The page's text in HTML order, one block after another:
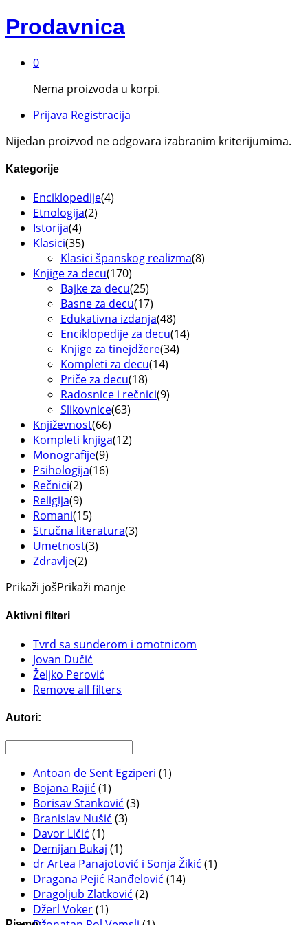
Prodavnica
0
Nema proizvoda u korpi.
Prijava Registracija
Nijedan proizvod ne odgovara izabranim kriterijumima.
Kategorije
Enciklopedije(4)
Etnologija(2)
Istorija(4)
Klasici(35)
Klasici španskog realizma(8)
Knjige za decu(170)
Bajke za decu(25)
Basne za decu(17)
Edukativna izdanja(48)
Enciklopedije za decu(14)
Knjige za tinejdžere(34)
Kompleti za decu(14)
Priče za decu(18)
Radosnice i rečnici(9)
Slikovnice(63)
Književnost(66)
Kompleti knjiga(12)
Monografije(9)
Psihologija(16)
Rečnici(2)
Religija(9)
Romani(15)
Stručna literatura(3)
Umetnost(3)
Zdravlje(2)
Prikaži jošPrikaži manje
Aktivni filteri
Tvrd sa sunđerom i omotnicom
Jovan Dučić
Željko Perović
Remove all filters
Autori:
Antoan de Sent Egziperi (1)
Bojana Rajić (1)
Borisav Stanković (3)
Branislav Nušić (3)
Davor Ličić (1)
Demijan Bukaj (1)
dr Artea Panajotović i Sonja Žikić (1)
Dragana Pejić Ranđelović (14)
Dragoljub Zlatković (2)
Džerl Voker(1)